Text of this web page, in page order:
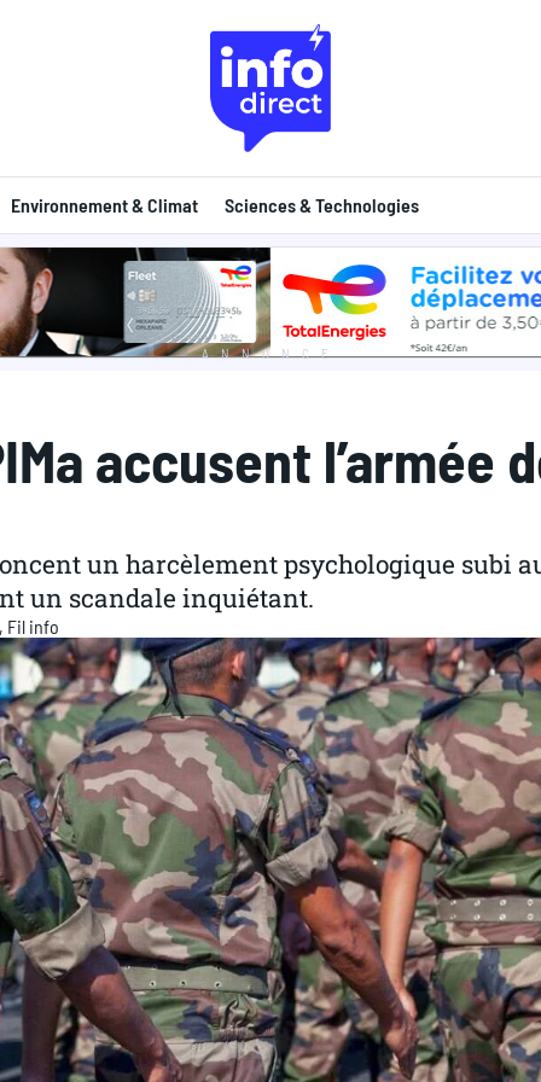
Environnement & Climat Sciences & Technologies
ANNONCE
accusent l’armée
un harcèlement psychologique subi
un scandale inquiétant.
, Fil info